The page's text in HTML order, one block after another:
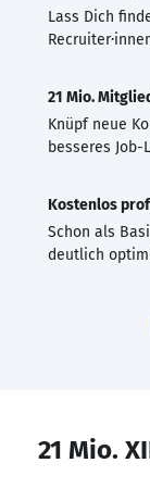
Lass Dich
21 Mio.
Knüpf neue
besseres Job-
Kostenlos
Schon als
deutlich
21 Mio.